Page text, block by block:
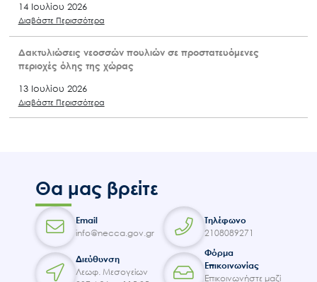
14 Ιουλίου 2026
Διαβάστε Περισσότερα
Δακτυλιώσεις νεοσσών πουλιών σε προστατευόμενες
περιοχές όλης της χώρας
13 Ιουλίου 2026
Διαβάστε Περισσότερα
Θα μας βρείτε
Email
info@necca.gov.gr
Τηλέφωνο
2108089271
Διεύθυνση
Λεωφ. Μεσογείων
Φόρμα
Επικοινωνίας
Επικοινωνήστε μαζί